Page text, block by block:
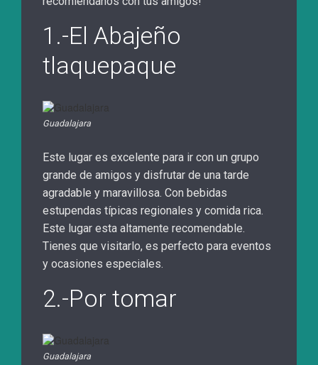
1.-El Abajeño
tlaquepaque
Guadalajara
Este lugar es excelente para ir con un grupo
grande de amigos y disfrutar de una tarde
agradable y maravillosa. Con bebidas
estupendas típicas regionales y comida rica.
Este lugar esta altamente recomendable.
Tienes que visitarlo, es perfecto para eventos
y ocasiones especiales.
2.-Por tomar
Guadalajara